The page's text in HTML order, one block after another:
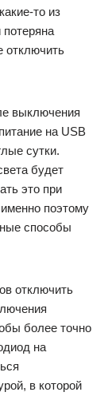
то из
отключить
выключения
на USB
сутки.
будет
это при
поэтому
способы
отключить
более точно
на
в которой